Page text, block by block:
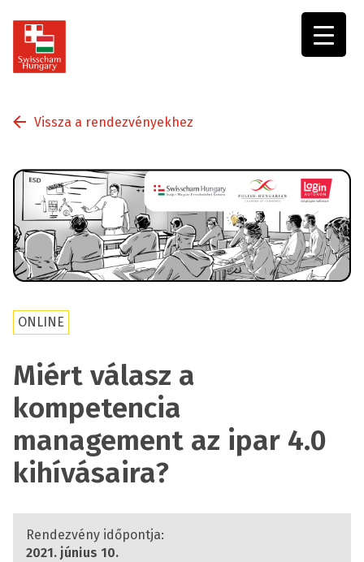
Vissza a rendezvényekhez
ONLINE
Miért válasz a
kompetencia
management az ipar 4.0
kihívásaira?
Rendezvény időpontja:
2021. június 10.